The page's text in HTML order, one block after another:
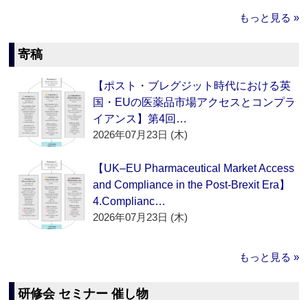
もっと見る »
寄稿
【ポスト・ブレグジット時代における英
国・EUの医薬品市場アクセスとコンプラ
イアンス】第4回…
2026年07月23日 (木)
【UK–EU Pharmaceutical Market Access
and Compliance in the Post-Brexit Era】
4.Complianc…
2026年07月23日 (木)
もっと見る »
研修会 セミナー 催し物